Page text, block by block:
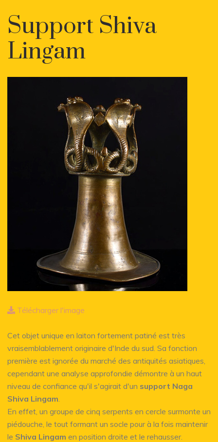
Support Shiva
Lingam
Télécharger l'image
Cet objet unique en laiton fortement patiné est très
vraisemblablement originaire d'Inde du sud. Sa fonction
première est ignorée du marché des antiquités asiatiques,
cependant une analyse approfondie démontre à un haut
niveau de confiance qu'il s'agirait d'un support Naga
Shiva Lingam
En effet, un groupe de cinq serpents en cercle surmonte un
piédouche, le tout formant un socle pour à la fois maintenir
le Shiva Lingam en position droite et le rehausser.